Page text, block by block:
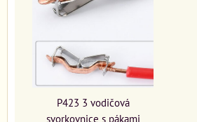
P423 3 vodičová
svorkovnice s pákami